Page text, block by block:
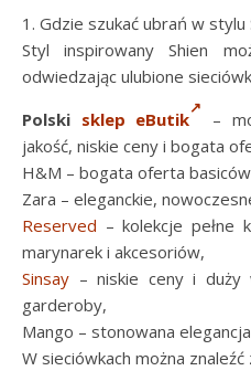
1. Gdzie szukać ubrań w stylu
Styl inspirowany Shien
odwiedzając ulubione
Polski sklep eButik
–
jakość, niskie ceny i bogata
H&M – bogata oferta
Zara – eleganckie,
Reserved – kolekcje pełne
marynarek i akcesoriów,
Sinsay – niskie ceny i duży
garderoby,
Mango – stonowana
W sieciówkach można